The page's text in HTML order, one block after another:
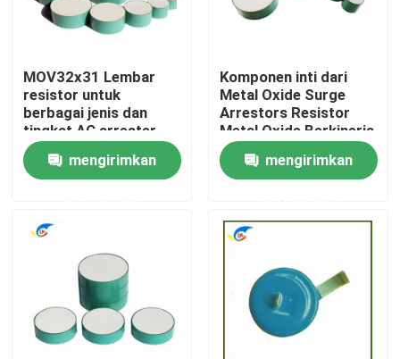
Tentang Kami
Kontrol Kualitas
Hubungi Kami
Berita
Kasus-kasus
Termistor PTC
MOV32x31 Lembar
resistor untuk
berbagai jenis dan
tingkat AC arrester
mengirimkan
Komponen inti dari
Metal Oxide Surge
Arrestors Resistor
Metal Oxide Berkinerja
Tinggi Cocok untuk
perakitan Variou
mengirimkan